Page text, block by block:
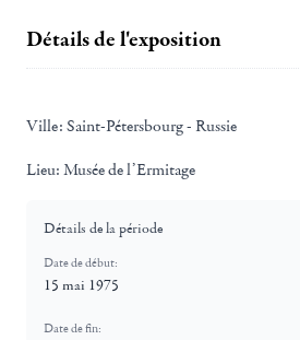
Détails de l'exposition
Ville: Saint-Pétersbourg - Russie
Lieu: Musée de l’Ermitage
Détails de la période
Date de début:
15 mai 1975
Date de fin: